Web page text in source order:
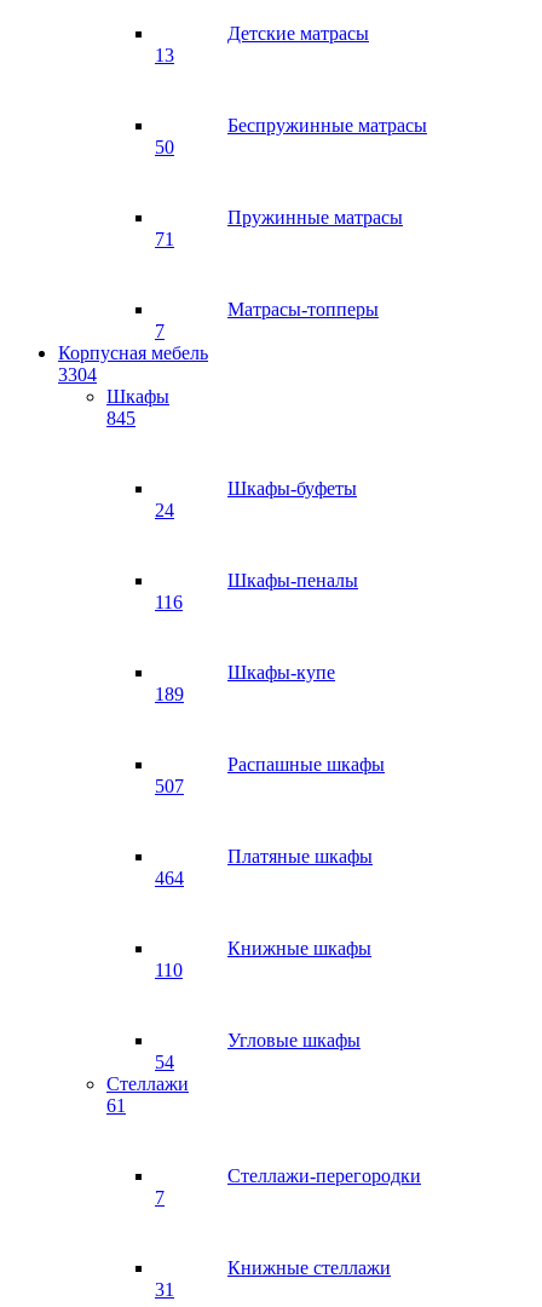
Детские матрасы
13
Беспружинные матрасы
50
Пружинные матрасы
71
Матрасы-топперы
7
Корпусная мебель
3304
Шкафы
845
Шкафы-буфеты
24
Шкафы-пеналы
116
Шкафы-купе
189
Распашные шкафы
507
Платяные шкафы
464
Книжные шкафы
110
Угловые шкафы
54
Стеллажи
61
Стеллажи-перегородки
7
Книжные стеллажи
31